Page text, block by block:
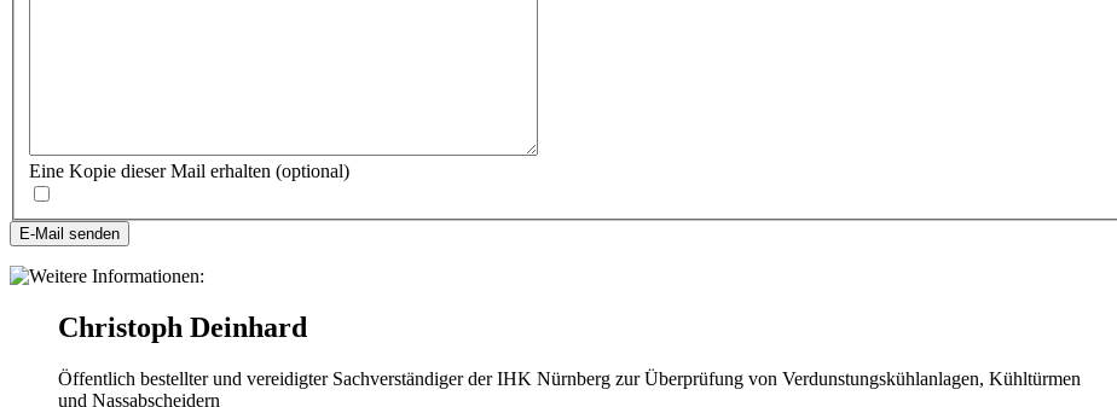
Eine Kopie dieser Mail erhalten (optional)
E-Mail senden
Christoph Deinhard
Öffentlich bestellter und vereidigter Sachverständiger der IHK Nürnberg zur Überprüfung von Verdunstungskühlanlagen, Kühltürmen
und Nassabscheidern